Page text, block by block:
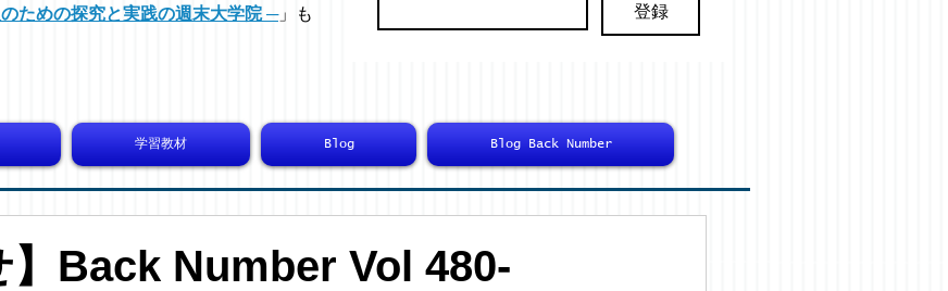
ための探究と実践の週末大学院 ─」も
登録
学習教材 Blog Blog Back Number
】Back Number Vol 480-